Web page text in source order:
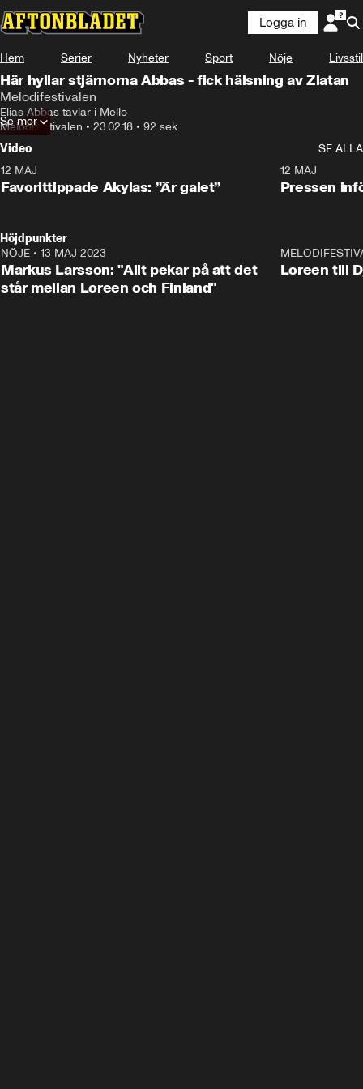
Logga in
Hem Serier Nyheter Sport Nöje Livsstil
Här hyllar stjärnorna Abbas - fick hälsning av Zlatan
Melodifestivalen
Elias Abbas tävlar i Mello
Melodifestivalen • 23.02.18 • 92 sek
Se mer
Video
SE ALLA
12 MAJ
Favorittippade Akylas: ”Är galet”
12 MAJ
Pressen
Höjdpunkter
NÖJE • 13 MAJ 2023
Markus Larsson: "Allt pekar på att det
står mellan Loreen och Finland"
Loreen till